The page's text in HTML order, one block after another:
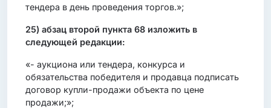
тендера в день проведения торгов.»;
25) абзац второй пункта 68 изложить в
следующей редакции:
«- аукциона или тендера, конкурса и
обязательства победителя и продавца подписать
договор купли-продажи объекта по цене
продажи;»;